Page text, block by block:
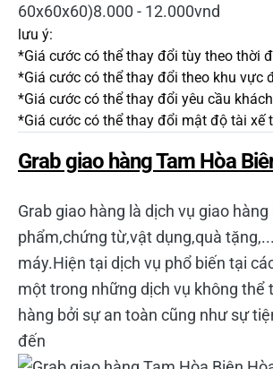
60x60x60)8.000 - 12.000vnd
lưu ý:
*Giá cước có thể thay đổi tùy theo thời
*Giá cước có thể thay đổi theo khu vực
*Giá cước có thể thay đổi yêu cầu
*Giá cước có thể thay đổi mật độ tài xế
Grab giao hàng Tam Hòa
Grab giao hàng là dịch vụ giao hàng
phẩm,chứng từ,vật dụng,quà
máy.Hiện tại dịch vụ phổ biến tại
một trong những dịch vụ không thể
hàng bởi sự an toàn cũng như sự
đến